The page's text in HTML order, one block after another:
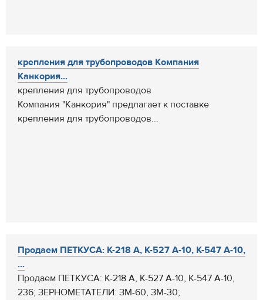
крепления для трубопроводов Компания
Канкория...
крепления для трубопроводов
Компания "Канкория" предлагает к поставке
крепления для трубопроводов...
Продаем ПЕТКУСА: К-218 А, К-527 А-10, К-547 А-10,
...
Продаем ПЕТКУСА: К-218 А, К-527 А-10, К-547 А-10,
236; ЗЕРНОМЕТАТЕЛИ: ЗМ-60, ЗМ-30;